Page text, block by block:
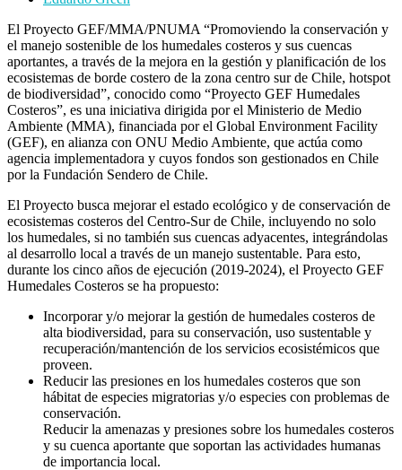
El Proyecto GEF/MMA/PNUMA “Promoviendo la conservación y
el manejo sostenible de los humedales costeros y sus cuencas
aportantes, a través de la mejora en la gestión y planificación de los
ecosistemas de borde costero de la zona centro sur de Chile, hotspot
de biodiversidad”, conocido como “Proyecto GEF Humedales
Costeros”, es una iniciativa dirigida por el Ministerio de Medio
Ambiente (MMA), financiada por el Global Environment Facility
(GEF), en alianza con ONU Medio Ambiente, que actúa como
agencia implementadora y cuyos fondos son gestionados en Chile
por la Fundación Sendero de Chile.
El Proyecto busca mejorar el estado ecológico y de conservación de
ecosistemas costeros del Centro-Sur de Chile, incluyendo no solo
los humedales, si no también sus cuencas adyacentes, integrándolas
al desarrollo local a través de un manejo sustentable. Para esto,
durante los cinco años de ejecución (2019-2024), el Proyecto GEF
Humedales Costeros se ha propuesto:
Incorporar y/o mejorar la gestión de humedales costeros de
alta biodiversidad, para su conservación, uso sustentable y
recuperación/mantención de los servicios ecosistémicos que
proveen.
Reducir las presiones en los humedales costeros que son
hábitat de especies migratorias y/o especies con problemas de
conservación.
Reducir la amenazas y presiones sobre los humedales costeros
y su cuenca aportante que soportan las actividades humanas
de importancia local.